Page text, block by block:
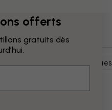
Cartes Géographiques
offerts
gratuits dès